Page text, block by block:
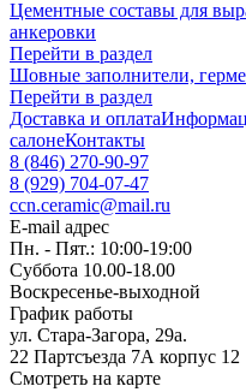
Цементные составы для
анкеровки
Перейти в раздел
Шовные заполнители,
Перейти в раздел
Доставка и оплата
салонеКонтакты
8 (846) 270-90-97
8 (929) 704-07-47
ccn.ceramic@mail.ru
E-mail адрес
Пн. - Пят.: 10:00-19:00
Суббота 10.00-18.00
Воскресенье-выходной
График работы
ул. Стара-Загора, 29а.
22 Партсъезда 7А корпус 12
Смотреть на карте